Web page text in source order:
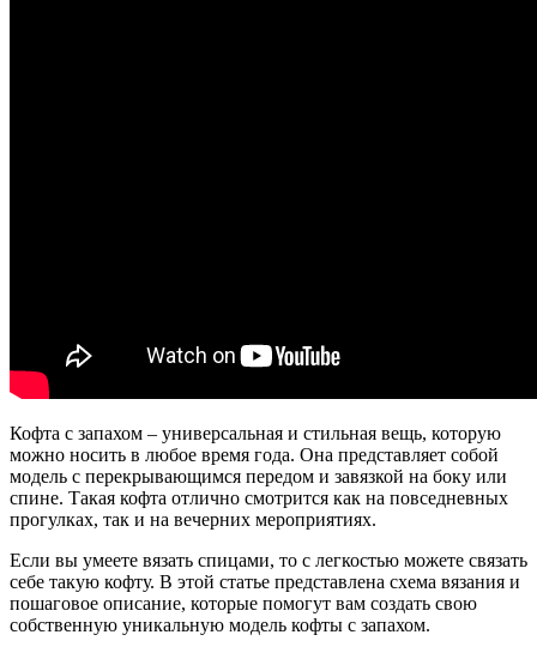
Кофта с запахом – универсальная и стильная вещь, которую
можно носить в любое время года. Она представляет собой
модель с перекрывающимся передом и завязкой на боку или
спине. Такая кофта отлично смотрится как на повседневных
прогулках, так и на вечерних мероприятиях.
Если вы умеете вязать спицами, то с легкостью можете связать
себе такую кофту. В этой статье представлена схема вязания и
пошаговое описание, которые помогут вам создать свою
собственную уникальную модель кофты с запахом.